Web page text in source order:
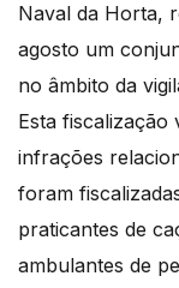
Naval da Horta,
agosto um
no âmbito da
Esta fiscalização
infrações
foram
praticantes de
ambulantes de